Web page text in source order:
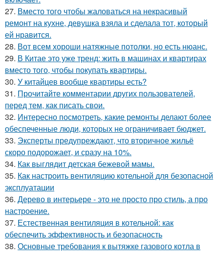
27. Вместо того чтобы жаловаться на некрасивый
ремонт на кухне, девушка взяла и сделала тот, который
ей нравится.
28. Вот всем хороши натяжные потолки, но есть нюанс.
29. В Китае это уже тренд: жить в машинах и квартирах
вместо того, чтобы покупать квартиры.
30. У китайцев вообще квартиры есть?
31. Прочитайте комментарии других пользователей,
перед тем, как писать свои.
32. Интересно посмотреть, какие ремонты делают более
обеспеченные люди, которых не ограничивает бюджет.
33. Эксперты предупреждают, что вторичное жильё
скоро подорожает, и сразу на 10%.
34. Как выглядит детская бежевой мамы.
35. Как настроить вентиляцию котельной для безопасной
эксплуатации
36. Дерево в интерьере - это не просто про стиль, а про
настроение.
37. Естественная вентиляция в котельной: как
обеспечить эффективность и безопасность
38. Основные требования к вытяжке газового котла в